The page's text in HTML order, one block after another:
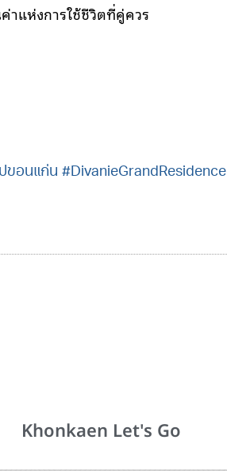
าแห่งการใช้ชีวิตที่คู่ควร
ขอนแก่น #DivanieGrandResidence
Khonkaen Let's Go